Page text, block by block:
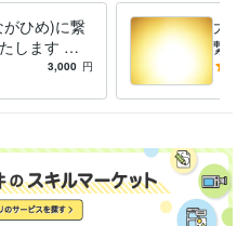
ますので
を記載しておりますので
かって
ひめ)に繋
します 神
龍神族の巫
3,000 円
大い
繋が
神